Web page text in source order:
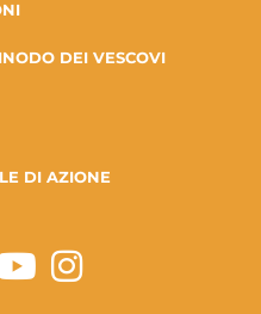
DEI VESCOVI
DI AZIONE